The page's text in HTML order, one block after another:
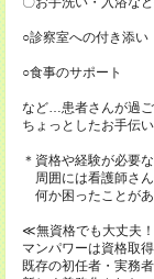
○診察室への付き添い
○食事のサポート
など…患者さんが過
ちょっとしたお手伝い
＊資格や経験が必要
周囲には看護師さん
何か困ったことがあ
≪無資格でも大丈夫
マンパワーは資格取
既存の初任者・実務